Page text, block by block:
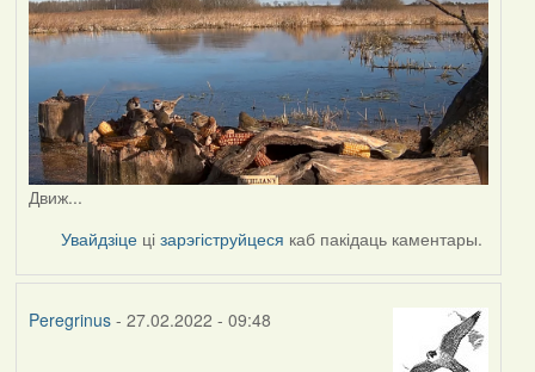
Движ...
Увайдзіце цізарэгіструйцеся каб пакідаць каментары.
Peregrinus- 27.02.2022 - 09:48